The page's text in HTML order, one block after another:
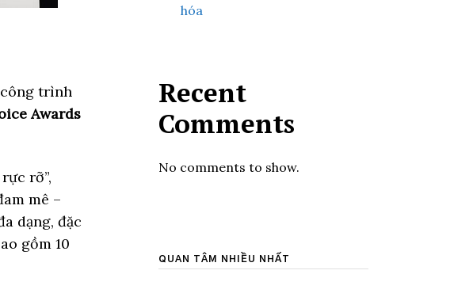
trình
Awards
rỡ”,
mê –
dạng, đặc
gồm 10
hóa
Recent
Comments
No comments to show.
QUAN TÂM NHIỀU NHẤT